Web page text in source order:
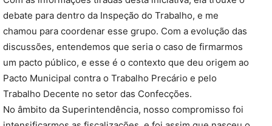
debate para dentro da Inspeção do Trabalho, e me
chamou para coordenar esse grupo. Com a evolução das
discussões, entendemos que seria o caso de firmarmos
um pacto público, e esse é o contexto que deu origem ao
Pacto Municipal contra o Trabalho Precário e pelo
Trabalho Decente no setor das Confecções.
No âmbito da Superintendência, nosso compromisso foi